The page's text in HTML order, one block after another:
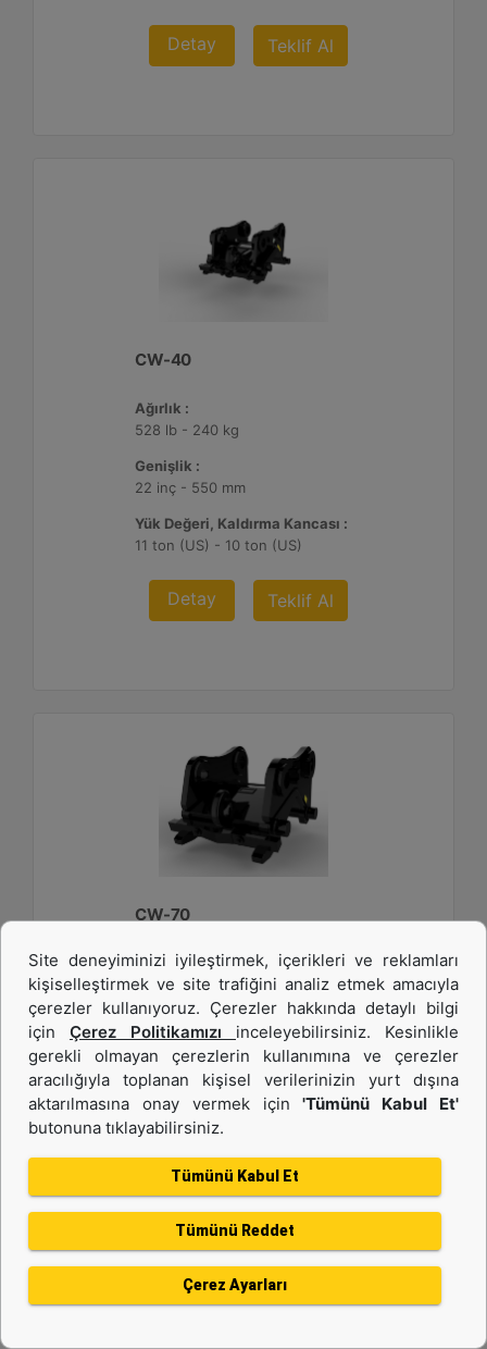
Detay Teklif Al
CW-40
Ağırlık :
528 lb - 240 kg
Genişlik :
22 inç - 550 mm
Yük Değeri, Kaldırma Kancası :
11 ton (US) - 10 ton (US)
Detay Teklif Al
CW-70
Ağırlık :
2750 lb - 1250 kg
Genişlik :
33.6 inç - 840 mm
Yük Değeri, Kaldırma Kancası :
22 ton (US) - 20 ton (US)
Detay Teklif Al
Site deneyiminizi iyileştirmek, içerikleri ve reklamları
kişiselleştirmek ve site trafiğini analiz etmek amacıyla
çerezler kullanıyoruz. Çerezler hakkında detaylı bilgi
için Çerez Politikamızı inceleyebilirsiniz. Kesinlikle
gerekli olmayan çerezlerin kullanımına ve çerezler
aracılığıyla toplanan kişisel verilerinizin yurt dışına
aktarılmasına onay vermek için'Tümünü Kabul Et'
butonuna tıklayabilirsiniz.
Tümünü Kabul Et
Tümünü Reddet
Çerez Ayarları